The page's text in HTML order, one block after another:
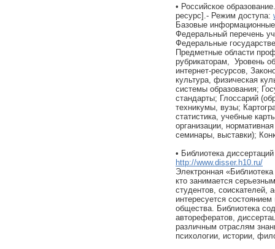
• Российское
ресурс].- Режим доступа:
Базовые
Федеральный перечень
Федеральные
Предметные области
рубрикаторам, Уровень
интернет-ресурсов,
культура, физическая
системы образования;
стандарты; Глоссарий
техникумы, вузы;
статистика, учебные
организации,
семинары, выставки);
• Библиотека
http://www.disser.h10.ru/
Электронная
кто занимается
студентов, соискателей,
интересуется
общества. Библиотека
авторефератов,
различным отраслям
психологии, истории,